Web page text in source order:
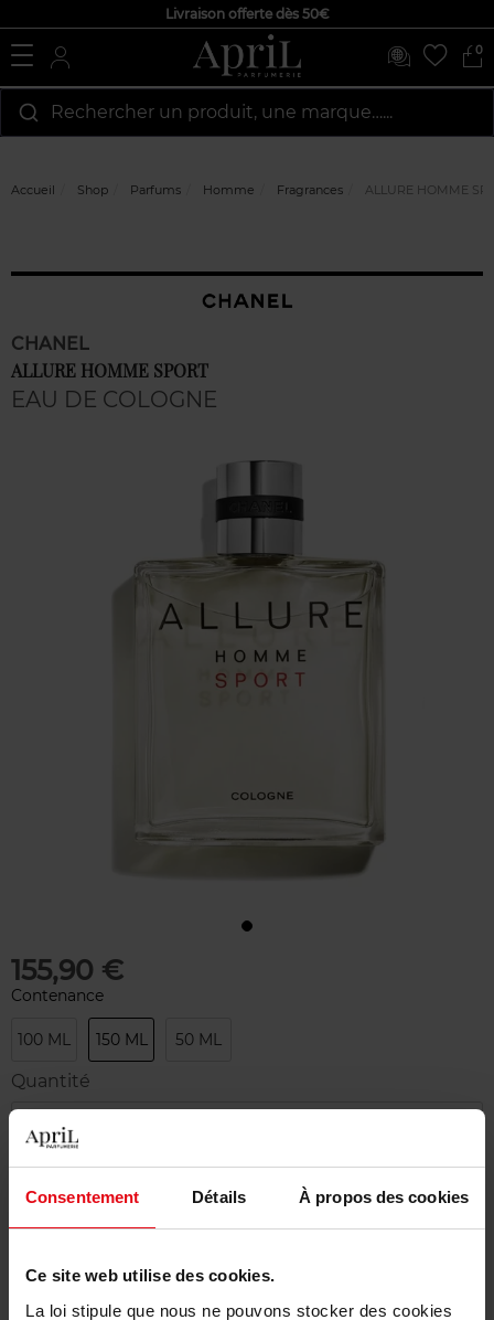
Consentement Détails À propos des cookies
Ce site web utilise des cookies.
La loi stipule que nous ne pouvons stocker des cookies
Livraison offerte dès 50€
0
Rechercher un produit, une marque…...
Accueil Shop Parfums Homme Fragrances ALLURE HOMME
CHANEL
ALLURE HOMME SPORT
EAU DE COLOGNE
155,90 €
Contenance
100 ML 150 ML 50 ML
Quantité
Livraison